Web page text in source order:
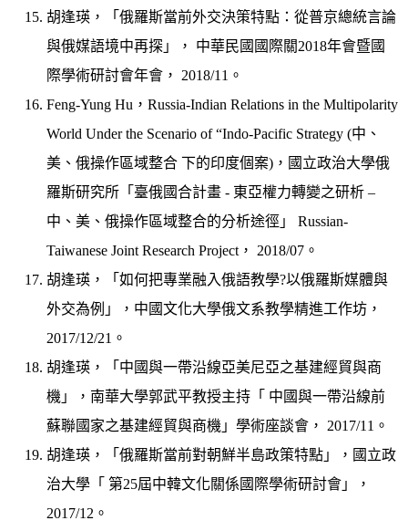
胡逢瑛，「俄羅斯當前外交決策特點：從普京總統言論
與俄媒語境中再探」， 中華民國國際關2018年會暨國
際學術研討會年會， 2018/11。
Feng-Yung Hu，Russia-Indian Relations in the Multipolarity
World Under the Scenario of “Indo-Pacific Strategy (中、
美、俄操作區域整合 下的印度個案)，國立政治大學俄
羅斯研究所「臺俄國合計畫 - 東亞權力轉變之研析 –
中、美、俄操作區域整合的分析途徑」 Russian-
Taiwanese Joint Research Project， 2018/07。
胡逢瑛，「如何把專業融入俄語教學?以俄羅斯媒體與
外交為例」，中國文化大學俄文系教學精進工作坊，
2017/12/21。
胡逢瑛，「中國與一帶沿線亞美尼亞之基建經貿與商
機」，南華大學郭武平教授主持「 中國與一帶沿線前
蘇聯國家之基建經貿與商機」學術座談會， 2017/11。
胡逢瑛，「俄羅斯當前對朝鮮半島政策特點」，國立政
治大學「 第25屆中韓文化關係國際學術研討會」，
2017/12。